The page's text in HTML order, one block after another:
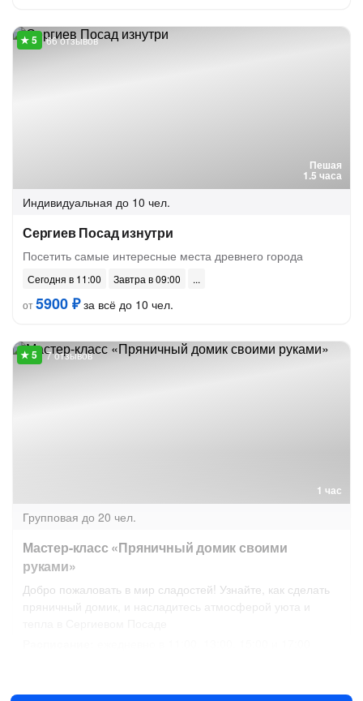
Пешая
1.5 часа
66 отзывов
Индивидуальная до 10 чел.
Сергиев Посад изнутри
Посетить самые интересные места древнего города
Сегодня в 11:00
Завтра в 09:00
от5900 ₽за всё до 10 чел.
1 час
7 отзывов
Групповая до 20 чел.
Мастер-класс «Пряничный домик своими
руками»
Добро пожаловать в мир сладостей! Узнайте, как сделать
пряничный домик, и насладитесь атмосферой уюта и
1300 ₽за человека